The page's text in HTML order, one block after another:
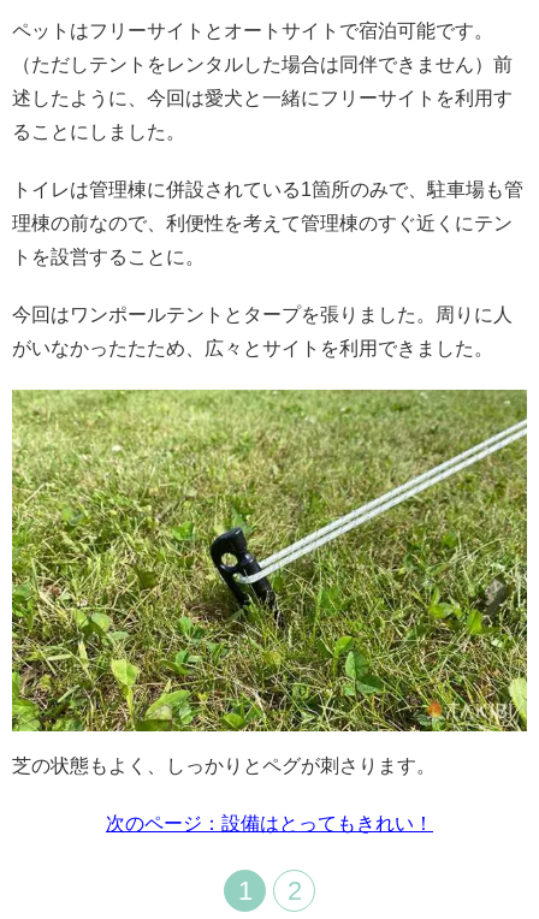
ペットはフリーサイトとオートサイトで宿泊可能です。
（ただしテントをレンタルした場合は同伴できません）前
述したように、今回は愛犬と一緒にフリーサイトを利用す
ることにしました。
トイレは管理棟に併設されている1箇所のみで、駐車場も管
理棟の前なので、利便性を考えて管理棟のすぐ近くにテン
トを設営することに。
今回はワンポールテントとタープを張りました。周りに人
がいなかったたため、広々とサイトを利用できました。
芝の状態もよく、しっかりとペグが刺さります。
次のページ：設備はとってもきれい！
1 2